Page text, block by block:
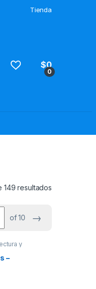
Tienda
0
$0
149 resultados
of 10 →
y
–